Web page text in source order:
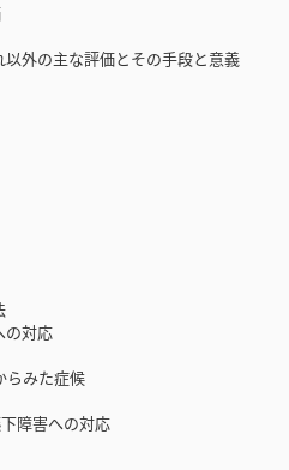
外の主な評価とその手段と意義
の対応
みた症候
障害への対応